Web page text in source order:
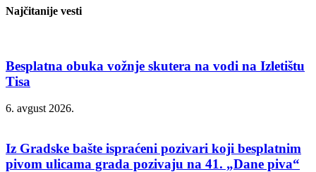
Najčitanije vesti
Besplatna obuka vožnje skutera na vodi na Izletištu
Tisa
6. avgust 2026.
Iz Gradske bašte ispraćeni pozivari koji besplatnim
pivom ulicama grada pozivaju na 41. „Dane piva“